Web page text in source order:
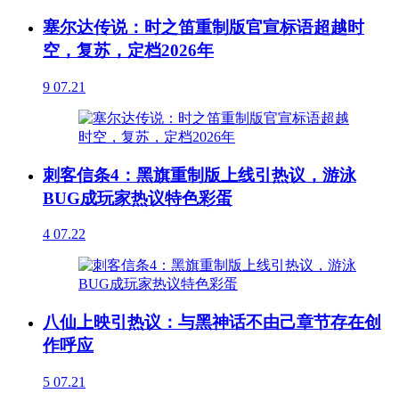
塞尔达传说：时之笛重制版官宣标语超越时
空，复苏，定档2026年
9 07.21
刺客信条4：黑旗重制版上线引热议，游泳
BUG成玩家热议特色彩蛋
4 07.22
八仙上映引热议：与黑神话不由己章节存在创
作呼应
5 07.21